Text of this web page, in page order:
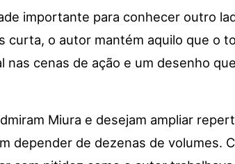
importante para conhecer outro
curta, o autor mantém aquilo que o
cenas de ação e um desenho
Miura e desejam ampliar
depender de dezenas de volumes.